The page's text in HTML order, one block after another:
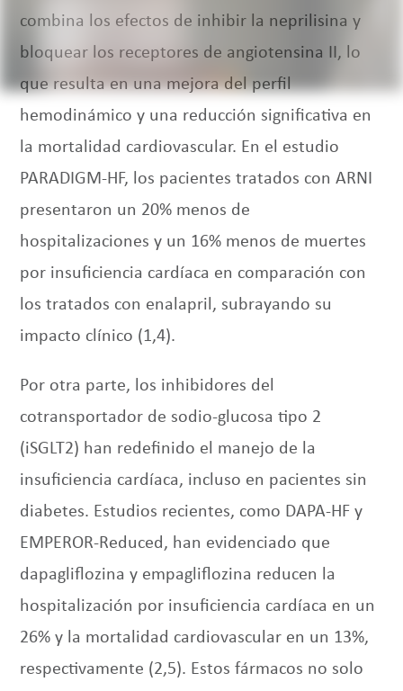
combina los efectos de inhibir la neprilisina y
bloquear los receptores de angiotensina II, lo
que resulta en una mejora del perfil
hemodinámico y una reducción significativa en
la mortalidad cardiovascular. En el estudio
PARADIGM-HF, los pacientes tratados con ARNI
presentaron un 20% menos de
hospitalizaciones y un 16% menos de muertes
por insuficiencia cardíaca en comparación con
los tratados con enalapril, subrayando su
impacto clínico (1,4).
Por otra parte, los inhibidores del
cotransportador de sodio-glucosa tipo 2
(iSGLT2) han redefinido el manejo de la
insuficiencia cardíaca, incluso en pacientes sin
diabetes. Estudios recientes, como DAPA-HF y
EMPEROR-Reduced, han evidenciado que
dapagliflozina y empagliflozina reducen la
hospitalización por insuficiencia cardíaca en un
26% y la mortalidad cardiovascular en un 13%,
respectivamente (2,5). Estos fármacos no solo